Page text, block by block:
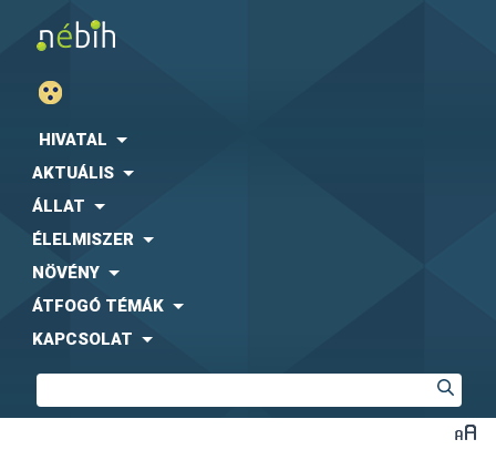
HIVATAL
AKTUÁLIS
ÁLLAT
ÉLELMISZER
NÖVÉNY
ÁTFOGÓ TÉMÁK
KAPCSOLAT